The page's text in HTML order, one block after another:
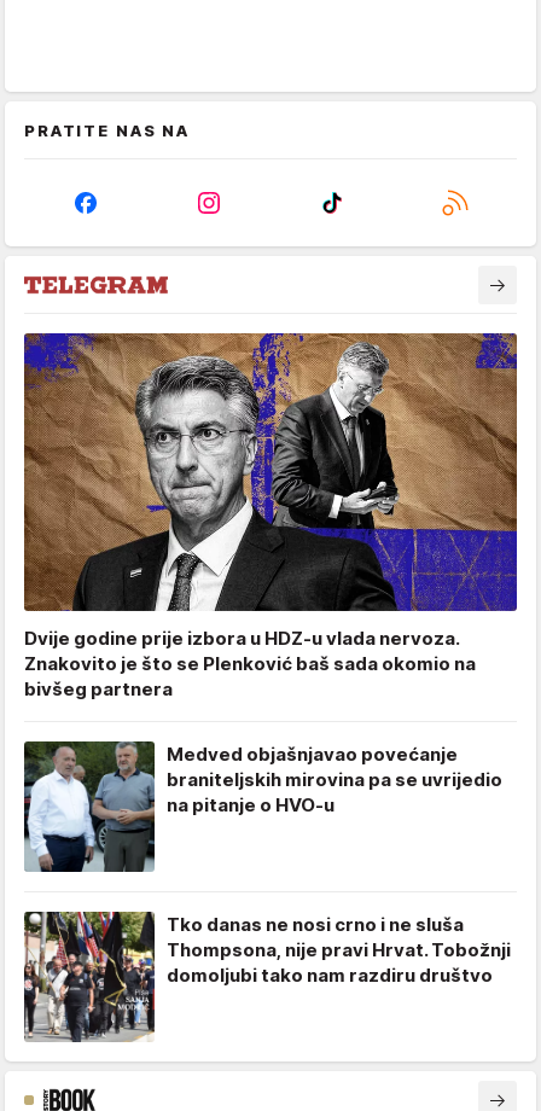
PRATITE NAS NA
Dvije godine prije izbora u HDZ-u vlada nervoza.
Znakovito je što se Plenković baš sada okomio na
bivšeg partnera
Medved objašnjavao povećanje
braniteljskih mirovina pa se uvrijedio
na pitanje o HVO-u
Tko danas ne nosi crno i ne sluša
Thompsona, nije pravi Hrvat. Tobožnji
domoljubi tako nam razdiru društvo